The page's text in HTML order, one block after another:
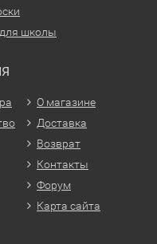
школы
О магазине
Доставка
Возврат
Контакты
Форум
Карта сайта